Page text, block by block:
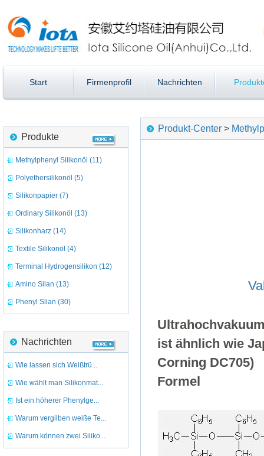
Start Firmenprofil Nachrichten
Produkte
Methylphenyl Silikonöl (11)
Polyethersilikonöl (5)
Silikonpapier (7)
Ordinary Silikonöl (13)
Silikonharz (14)
Textile Silikonöl (4)
Terminal Hydrogensilikon (12)
Amino Silan (13)
Phenyl Silan (30)
Nachrichten
Wie lassen sich Weißtrü...
Wie wählt man Silikonmat...
Ist ein höherer Phenylge...
Warum vergilben weiße Te...
Warum können zwei Siliko...
Produkt-Center >
ist ähnlich wie
Corning DC705)
Formel